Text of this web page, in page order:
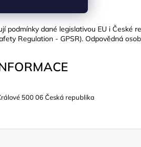
podmínky dané legislativou EU i České
Regulation - GPSR). Odpovědná
500 06 Česká republika